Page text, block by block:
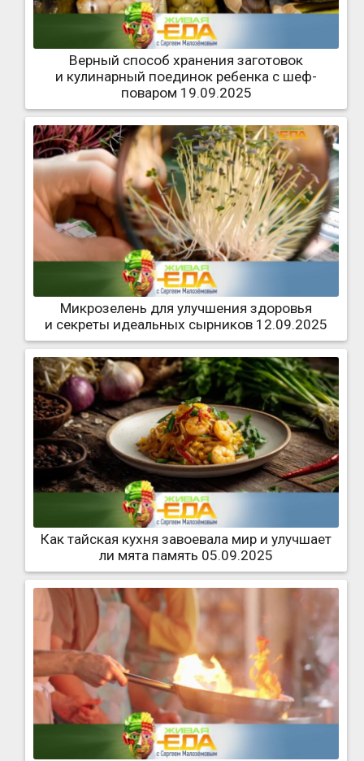
Верный способ хранения заготовок
и кулинарный поединок ребенка с шеф-
поваром 19.09.2025
Микрозелень для улучшения здоровья
и секреты идеальных сырников 12.09.2025
Как тайская кухня завоевала мир и улучшает
ли мята память 05.09.2025